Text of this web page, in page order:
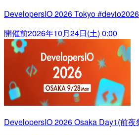
DevelopersIO 2026 Tokyo #devio2026
開催前2026年10月24日(土) 0:00
DevelopersIO 2026 Osaka Day1(前